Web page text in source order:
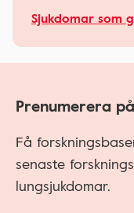
Sjukdomar som
Prenumerera
Få
senaste
lungsjukdomar.